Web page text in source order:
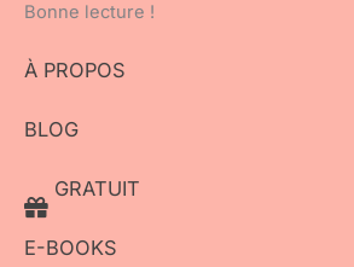
Bonne lecture !
À PROPOS
BLOG
GRATUIT
E-BOOKS